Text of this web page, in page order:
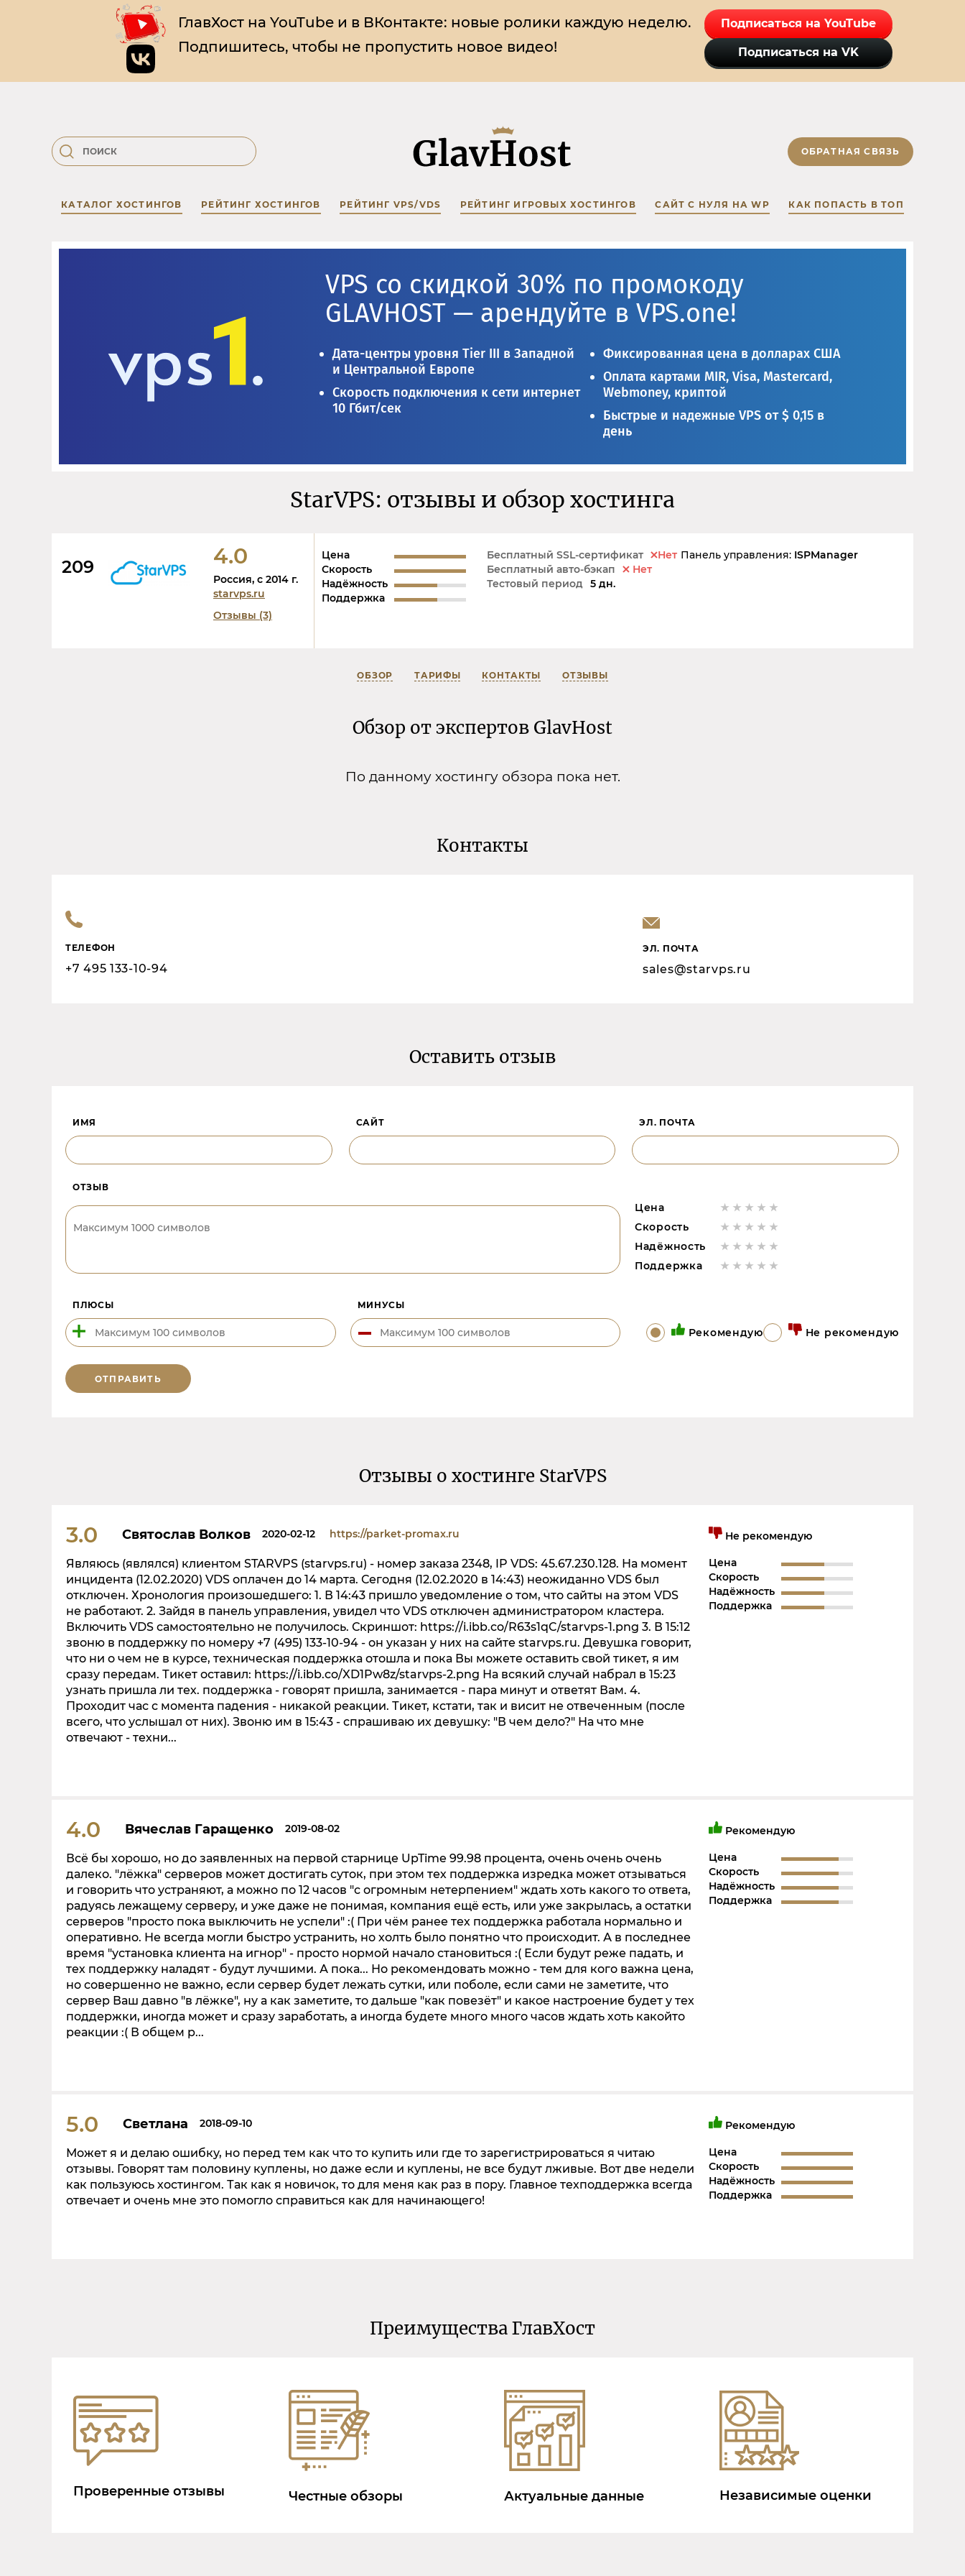
ГлавХост на YouTube и в ВКонтакте: новые ролики каждую неделю.
Подпишитесь, чтобы не пропустить новое видео!
Подписаться на YouTube
Подписаться на VK
ОБРАТНАЯ СВЯЗЬ
КАТАЛОГ ХОСТИНГОВ РЕЙТИНГ ХОСТИНГОВ РЕЙТИНГ VPS/VDS РЕЙТИНГ ИГРОВЫХ ХОСТИНГОВ САЙТ С НУЛЯ НА WP КАК ПОПАСТЬ В ТОП
VPS со скидкой 30% по промокоду
GLAVHOST — арендуйте в VPS.one!
Дата-центры уровня Tier III в Западной
и Центральной Европе
Скорость подключения к сети интернет
10 Гбит/сек
Фиксированная цена в долларах США
Оплата картами MIR, Visa, Mastercard,
Webmoney, криптой
Быстрые и надежные VPS от $ 0,15 в
день
StarVPS: отзывы и обзор хостинга
209 4.0
Россия, c 2014 г.
starvps.ru
Отзывы (3)
Цена
Скорость
Надёжность
Поддержка
Бесплатный SSL-сертификат
Нет
Бесплатный авто-бэкап
Нет
Тестовый период 5 дн.
Панель управления: ISPManager
ОБЗОР ТАРИФЫ КОНТАКТЫ ОТЗЫВЫ
Обзор от экспертов GlavHost
По данному хостингу обзора пока нет.
Контакты
ТЕЛЕФОН
+7 495 133-10-94
ЭЛ. ПОЧТА
sales@starvps.ru
Оставить отзыв
ИМЯ САЙТ ЭЛ. ПОЧТА
ОТЗЫВ
Цена
Скорость
Надёжность
Поддержка
ПЛЮСЫ МИНУСЫ
Рекомендую Не рекомендую
ОТПРАВИТЬ
Отзывы о хостинге StarVPS
3.0 Святослав Волков 2020-02-12 https://parket-promax.ru
Являюсь (являлся) клиентом STARVPS (starvps.ru) - номер заказа 2348, IP VDS: 45.67.230.128. На момент
инцидента (12.02.2020) VDS оплачен до 14 марта. Сегодня (12.02.2020 в 14:43) неожиданно VDS был
отключен. Хронология произошедшего: 1. В 14:43 пришло уведомление о том, что сайты на этом VDS
не работают. 2. Зайдя в панель управления, увидел что VDS отключен администратором кластера.
Включить VDS самостоятельно не получилось. Скриншот: https://i.ibb.co/R63s1qC/starvps-1.png 3. В 15:12
звоню в поддержку по номеру +7 (495) 133-10-94 - он указан у них на сайте starvps.ru. Девушка говорит,
что ни о чем не в курсе, техническая поддержка отошла и пока Вы можете оставить свой тикет, я им
сразу передам. Тикет оставил: https://i.ibb.co/XD1Pw8z/starvps-2.png На всякий случай набрал в 15:23
узнать пришла ли тех. поддержка - говорят пришла, занимается - пара минут и ответят Вам. 4.
Проходит час с момента падения - никакой реакции. Тикет, кстати, так и висит не отвеченным (после
всего, что услышал от них). Звоню им в 15:43 - спрашиваю их девушку: "В чем дело?" На что мне
отвечают - техни...
Не рекомендую
Цена
Скорость
Надёжность
Поддержка
4.0 Вячеслав Гаращенко 2019-08-02
Всё бы хорошо, но до заявленных на первой старнице UpTime 99.98 процента, очень очень очень
далеко. "лёжка" серверов может достигать суток, при этом тех поддержка изредка может отзываться
и говорить что устраняют, а можно по 12 часов "с огромным нетерпением" ждать хоть какого то ответа,
радуясь лежащему серверу, и уже даже не понимая, компания ещё есть, или уже закрылась, а остатки
серверов "просто пока выключить не успели" :( При чём ранее тех поддержка работала нормально и
оперативно. Не всегда могли быстро устранить, но холть было понятно что происходит. А в последнее
время "установка клиента на игнор" - просто нормой начало становиться :( Если будут реже падать, и
тех поддержку наладят - будут лучшими. А пока... Но рекомендовать можно - тем для кого важна цена,
но совершенно не важно, если сервер будет лежать сутки, или поболе, если сами не заметите, что
сервер Ваш давно "в лёжке", ну а как заметите, то дальше "как повезёт" и какое настроение будет у тех
поддержки, иногда может и сразу заработать, а иногда будете много много часов ждать хоть какойто
реакции :( В общем р...
Рекомендую
Цена
Скорость
Надёжность
Поддержка
5.0 Светлана 2018-09-10
Может я и делаю ошибку, но перед тем как что то купить или где то зарегистрироваться я читаю
отзывы. Говорят там половину куплены, но даже если и куплены, не все будут лживые. Вот две недели
как пользуюсь хостингом. Так как я новичок, то для меня как раз в пору. Главное техподдержка всегда
отвечает и очень мне это помогло справиться как для начинающего!
Рекомендую
Цена
Скорость
Надёжность
Поддержка
Преимущества ГлавХост
Проверенные отзывы Честные обзоры Актуальные данные Независимые оценки